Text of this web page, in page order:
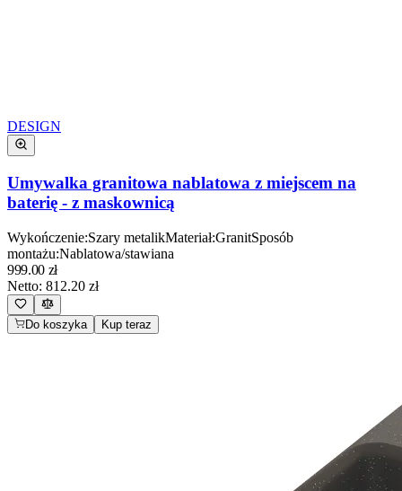
DESIGN
Umywalka granitowa nablatowa z miejscem na
baterię - z maskownicą
Wykończenie:Szary metalikMateriał:GranitSposób
montażu:Nablatowa/stawiana
999.00 zł
Netto: 812.20 zł
Do koszyka Kup teraz